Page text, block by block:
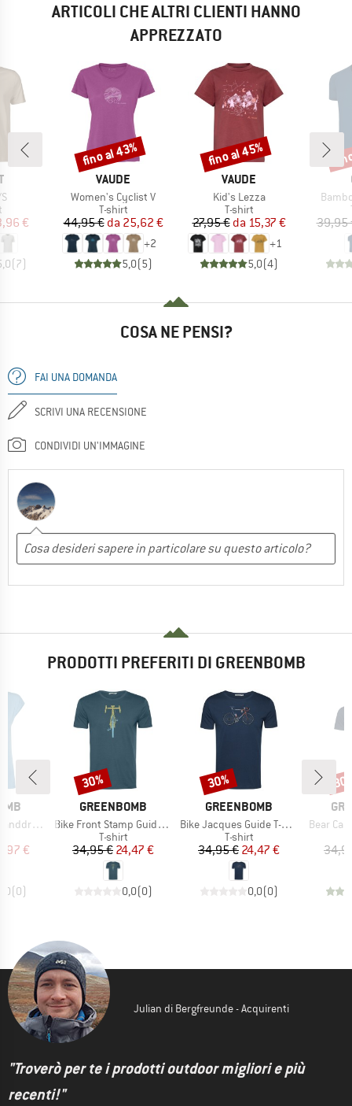
ARTICOLI CHE ALTRI CLIENTI HANNO
APPREZZATO
di prodotti
ridotto
€
(7)
MARCHIO
VAUDE
Articolo
Women's Cyclist V
Gruppo di prodotti
T-shirt
Prezzo
44,95 € Prezzo ridotto
da 25,62 €
+2
5,0(5)
Sconto
fino al 43%
MARCHIO
VAUDE
Articolo
Kid's Lezza
Gruppo di prodotti
T-shirt
Prezzo
27,95 € Prezzo ridotto
da 15,37 €
+1
5,0(4)
Sconto
fino al 45%
39,95
COSA NE PENSI?
FAI UNA DOMANDA
SCRIVI UNA RECENSIONE
CONDIVIDI UN'IMMAGINE
PRODOTTI PREFERITI DI GREENBOMB
Timid
ridotto
€
(0)
MARCHIO
GREENBOMB
Articolo
Bike Front Stamp Guide T-Shirt
Gruppo di prodotti
T-shirt
Prezzo
34,95 €Prezzo ridotto
24,47 €
0,0(0)
Sconto
30%
MARCHIO
GREENBOMB
Articolo
Bike Jacques Guide T-Shirt
Gruppo di prodotti
T-shirt
Prezzo
34,95 €Prezzo ridotto
24,47 €
0,0(0)
Sconto
30%
Articolo
Bear
Julian di Bergfreunde - Acquirenti
"Troverò per te i prodotti outdoor migliori e più
recenti!"